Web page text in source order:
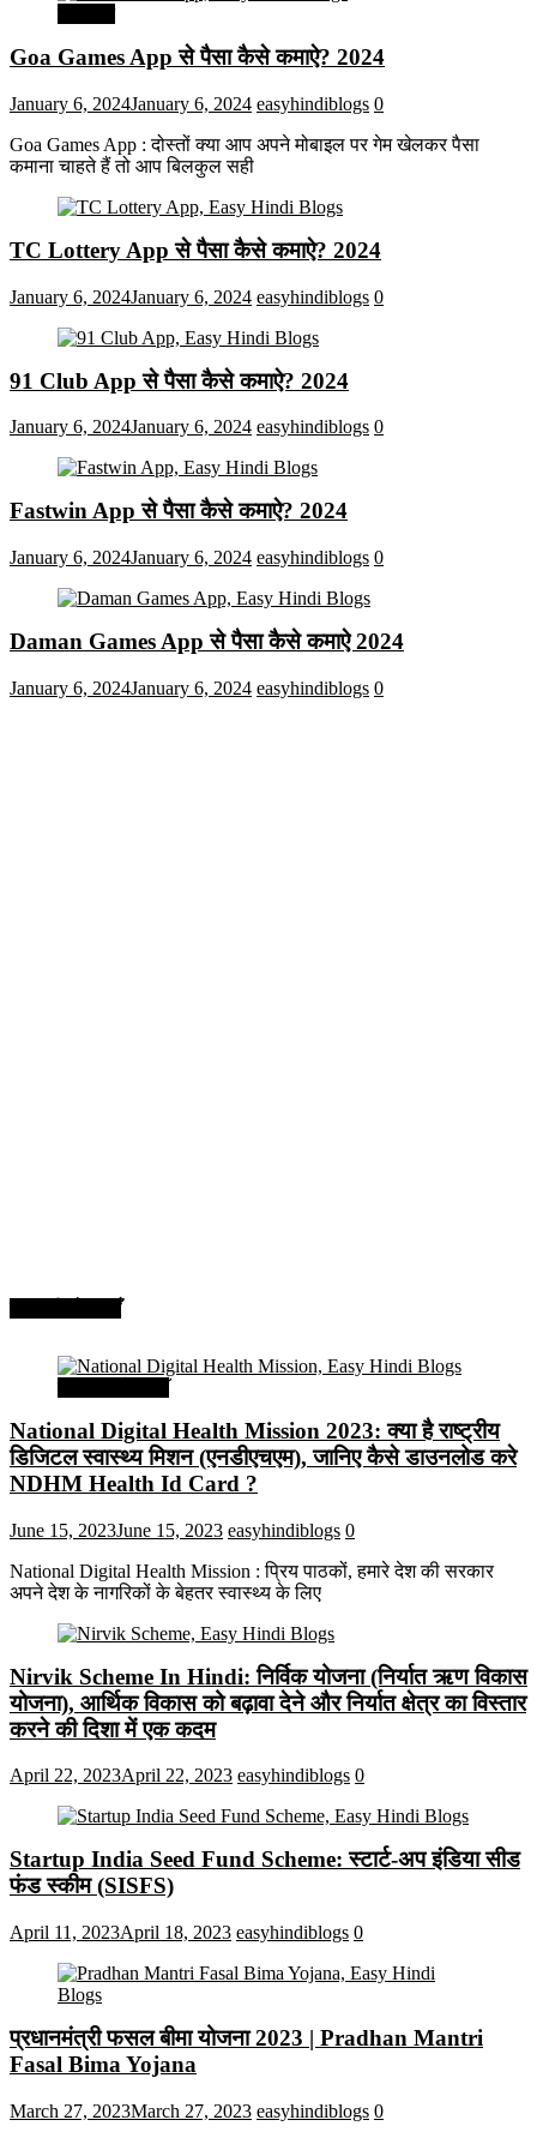
Goa Games App से पैसा कैसे कमाऐ? 2024
January 6, 2024January 6, 2024 easyhindiblogs 0
Goa Games App : दोस्तों क्या आप अपने मोबाइल पर गेम खेलकर पैसा
कमाना चाहते हैं तो आप बिलकुल सही
TC Lottery App से पैसा कैसे कमाऐ? 2024
January 6, 2024January 6, 2024 easyhindiblogs 0
91 Club App से पैसा कैसे कमाऐ? 2024
January 6, 2024January 6, 2024 easyhindiblogs 0
Fastwin App से पैसा कैसे कमाऐ? 2024
January 6, 2024January 6, 2024 easyhindiblogs 0
Daman Games App से पैसा कैसे कमाऐ 2024
January 6, 2024January 6, 2024 easyhindiblogs 0
National Digital Health Mission 2023: क्या है राष्ट्रीय
डिजिटल स्वास्थ्य मिशन (एनडीएचएम), जानिए कैसे डाउनलोड करे
NDHM Health Id Card ?
June 15, 2023June 15, 2023 easyhindiblogs 0
National Digital Health Mission : प्रिय पाठकों, हमारे देश की सरकार
अपने देश के नागरिकों के बेहतर स्वास्थ्य के लिए
Nirvik Scheme In Hindi: निर्विक योजना (निर्यात ऋण विकास
योजना), आर्थिक विकास को बढ़ावा देने और निर्यात क्षेत्र का विस्तार
करने की दिशा में एक कदम
April 22, 2023April 22, 2023 easyhindiblogs 0
Startup India Seed Fund Scheme: स्टार्ट-अप इंडिया सीड
फंड स्कीम (SISFS)
April 11, 2023April 18, 2023 easyhindiblogs 0
प्रधानमंत्री फसल बीमा योजना 2023 | Pradhan Mantri
Fasal Bima Yojana
March 27, 2023March 27, 2023 easyhindiblogs 0